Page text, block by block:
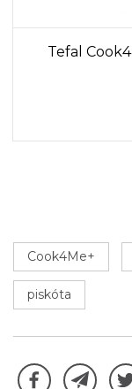
Tefal
Cook4Me+
piskóta